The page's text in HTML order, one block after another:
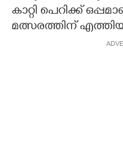
കാറ്റി പെറിക്ക്
മത്സരത്തിന്